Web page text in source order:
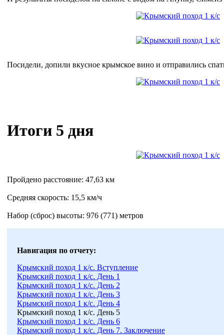
Посидели, допили вкусное крымское вино и отправились
Итоги 5 дня
Пройдено расстояние: 47,63 км
Средняя скорость: 15,5 км/ч
Набор (сброс) высоты: 976 (771) метров
Навигация по отчету:
Крымский поход 1 к/с. Вступление
Крымский поход 1 к/с. День 1
Крымский поход 1 к/с. День 2
Крымский поход 1 к/с. День 3
Крымский поход 1 к/с. День 4
Крымский поход 1 к/с. День 5
Крымский поход 1 к/с. День 6
Крымский поход 1 к/с. День 7. Заключение